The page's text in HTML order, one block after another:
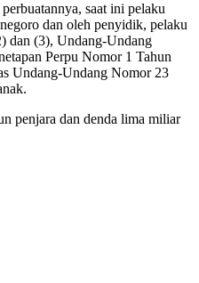
saat ini pelaku
dan oleh penyidik, pelaku
dan (3), Undang-Undang
Perpu Nomor 1 Tahun
Undang-Undang Nomor 23
penjara dan denda lima miliar